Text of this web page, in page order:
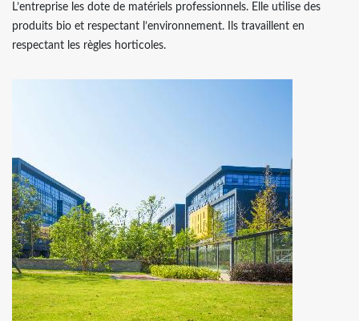
L’entreprise les dote de matériels professionnels. Elle utilise des
produits bio et respectant l’environnement. Ils travaillent en
respectant les règles horticoles.